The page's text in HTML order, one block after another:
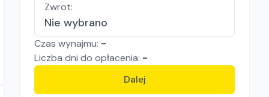
Zwrot:
Nie wybrano
Czas wynajmu: -
Liczba dni do opłacenia: -
Dalej